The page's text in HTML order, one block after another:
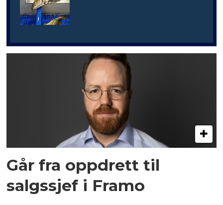
Går fra oppdrett til
salgssjef i Framo